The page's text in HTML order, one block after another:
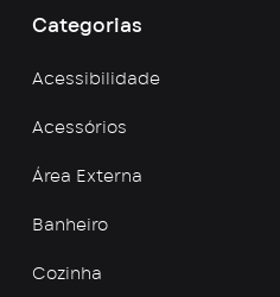
Categorias
Acessibilidade
Acessórios
Área Externa
Banheiro
Cozinha